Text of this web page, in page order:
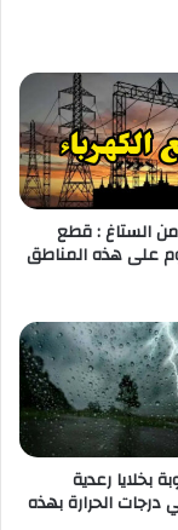
الستاغ : قطع
على هذه المناطق
بخلايا رعدية
الحرارة بهذه